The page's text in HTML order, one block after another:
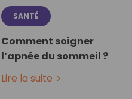
SANTÉ
Comment soigner
l’apnée du sommeil ?
Lire la suite